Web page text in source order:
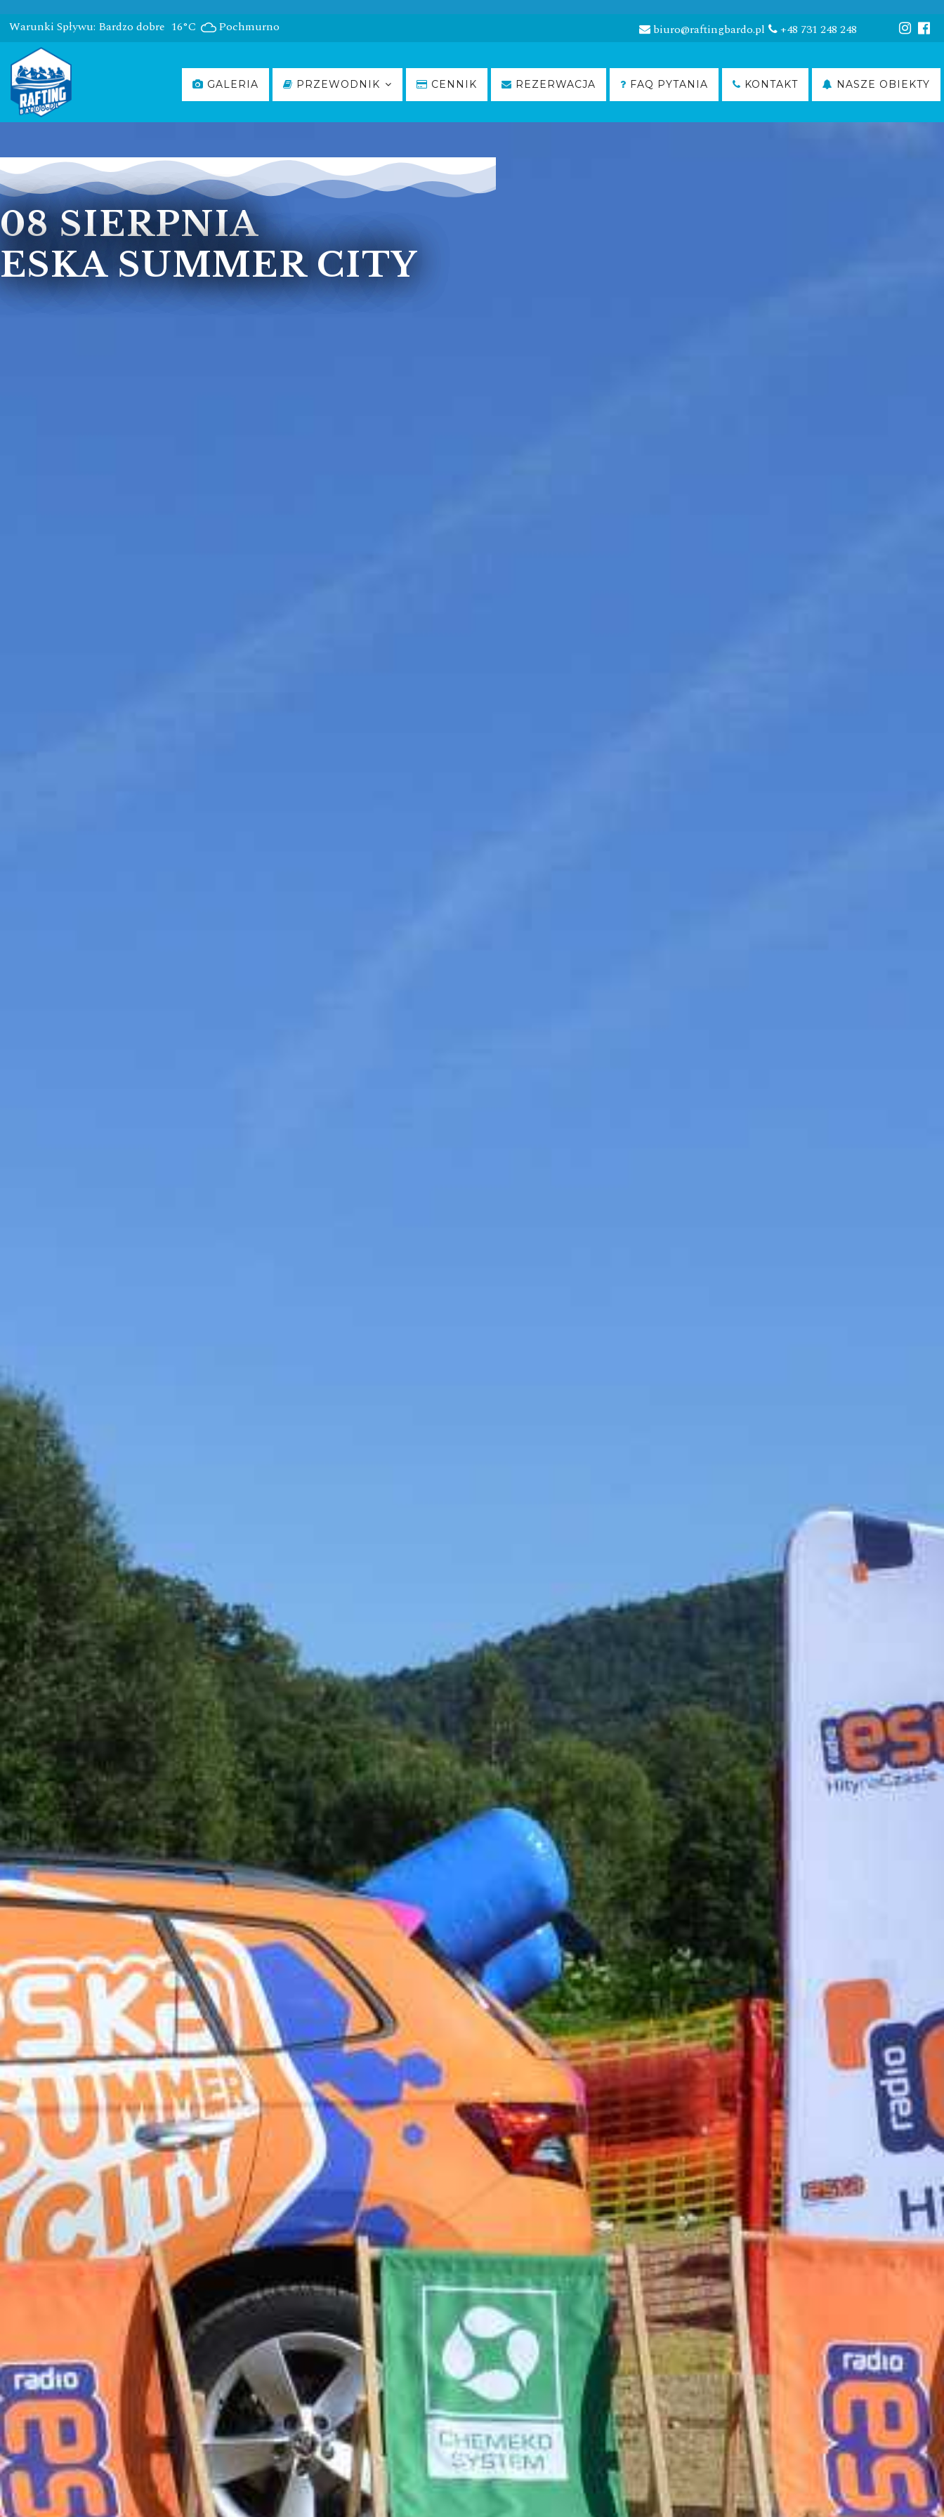
Warunki Spływu: Bardzo dobre 16°C Pochmurno biuro@raftingbardo.pl +48 731 248 248
GALERIA PRZEWODNIK CENNIK REZERWACJA FAQ PYTANIA KONTAKT NASZE OBIEKTY
08 SIERPNIA
ESKA SUMMER CITY